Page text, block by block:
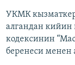
УКМК
алгандан
кодексинин
беренеси менен